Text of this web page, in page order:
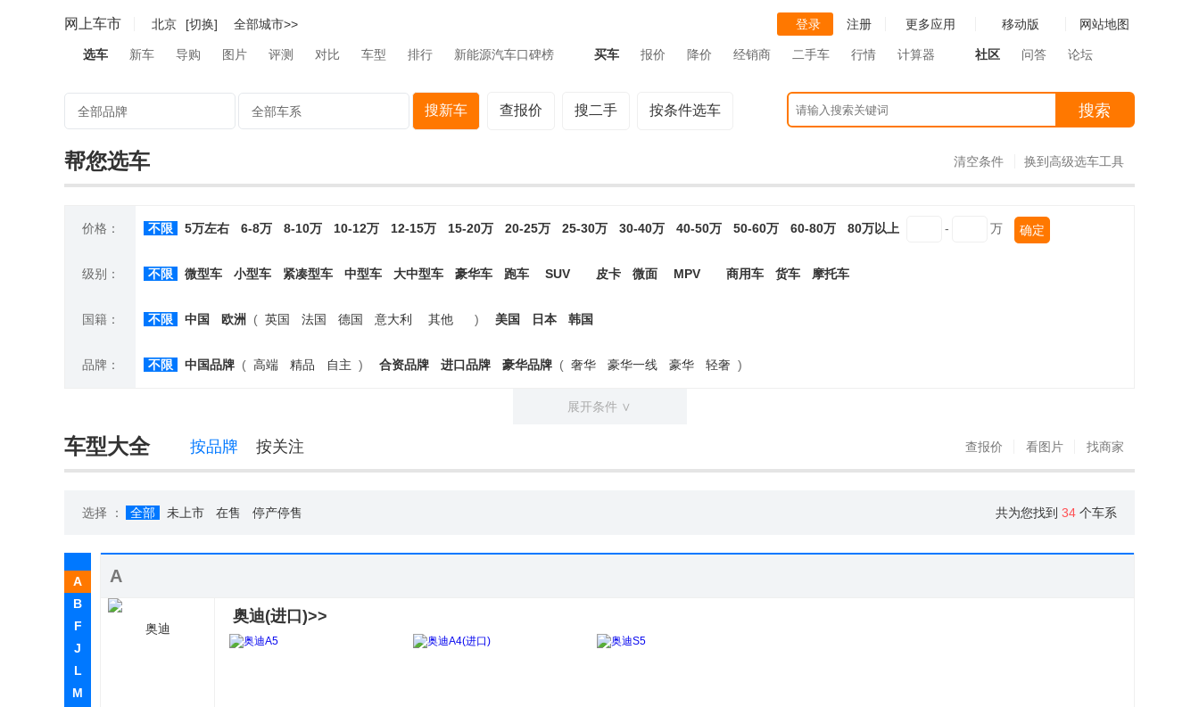
网上车市 北京 [切换] 全部城市>> 登录 注册 更多应用 移动版 网站地图
选车 新车 导购 图片 评测 对比 车型 排行 新能源汽车口碑榜 买车 报价 降价 经销商 二手车 行情 计算器 社区 问答 论坛
全部品牌 全部车系 搜新车 查报价 搜二手 按条件选车 搜索
帮您选车 清空条件 换到高级选车工具
价格： 不限 5万左右 6-8万 8-10万 10-12万 12-15万 15-20万 20-25万 25-30万 30-40万 40-50万 50-60万 60-80万 80万以上 - 万 确定
级别： 不限 微型车 小型车 紧凑型车 中型车 大中型车 豪华车 跑车 SUV 皮卡 微面 MPV 商用车 货车 摩托车
国籍： 不限 中国 欧洲 ( 英国 法国 德国 意大利 其他 ) 美国 日本 韩国
品牌： 不限 中国品牌 ( 高端 精品 自主 ) 合资品牌 进口品牌 豪华品牌 ( 奢华 豪华一线 豪华 轻奢 )
展开条件 ∨
车型大全 按品牌 按关注 查报价 看图片 找商家
选择 ： 全部 未上市 在售 停产停售 共为您找到 34 个车系
A
B
F
J
L
M
A
奥迪
奥迪(进口)>>